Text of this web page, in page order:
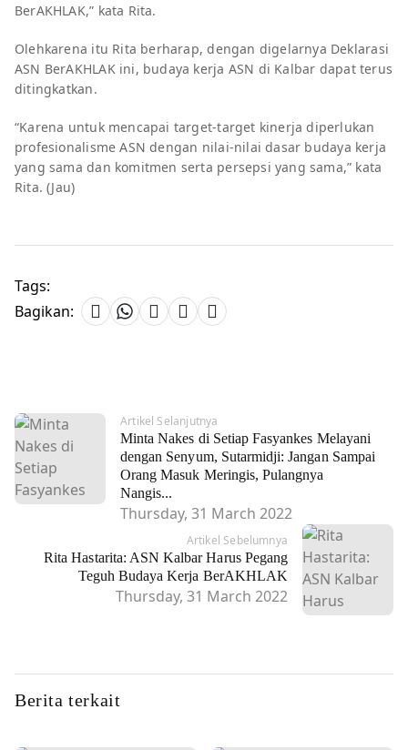
BerAKHLAK,” kata Rita.
Olehkarena itu Rita berharap, dengan digelarnya Deklarasi
ASN BerAKHLAK ini, budaya kerja ASN di Kalbar dapat terus
ditingkatkan.
“Karena untuk mencapai target-target kinerja diperlukan
profesionalisme ASN dengan nilai-nilai dasar budaya kerja
yang sama dan komitmen serta persepsi yang sama,” kata
Rita. (Jau)
Tags:
Bagikan:
Artikel Selanjutnya
Minta Nakes di Setiap Fasyankes Melayani
dengan Senyum, Sutarmidji: Jangan Sampai
Orang Masuk Meringis, Pulangnya
Nangis...
Thursday, 31 March 2022
Artikel Sebelumnya
Rita Hastarita: ASN Kalbar Harus Pegang
Teguh Budaya Kerja BerAKHLAK
Thursday, 31 March 2022
Berita terkait